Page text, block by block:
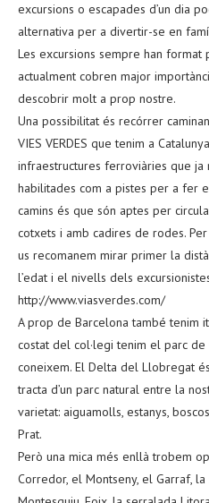
excursions o escapades d’un dia
alternativa per a divertir-se en
Les excursions sempre han format
actualment cobren major
descobrir molt a prop nostre.
Una possibilitat és recórrer
VIES VERDES que tenim a
infraestructures ferroviàries que ja
habilitades com a pistes per a fer
camins és que són aptes per
cotxets i amb cadires de rodes.
us recomanem mirar primer la
l’edat i el nivells dels
http://www.viasverdes.com/
A prop de Barcelona també tenim
costat del col·legi tenim el parc
coneixem. El Delta del Llobregat
tracta d’un parc natural entre la
varietat: aiguamolls, estanys,
Prat.
Però una mica més enllà trobem
Corredor, el Montseny, el Garraf,